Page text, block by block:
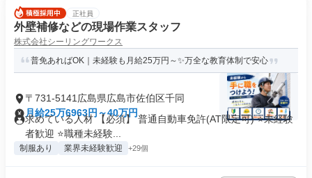
正社員
外壁補修などの現場作業スタッフ
株式会社シーリングワークス
普免あればOK｜未経験も月給25万円～✨万全な教育体制で安心
〒731-5141広島県広島市佐伯区千同
月給25万6963円～40万円
求めている人材 【必須】 普通自動車免許(AT限定可) ⭐未経験
者歓迎 ⭐職種未経験...
制服あり 業界未経験歓迎 +29個